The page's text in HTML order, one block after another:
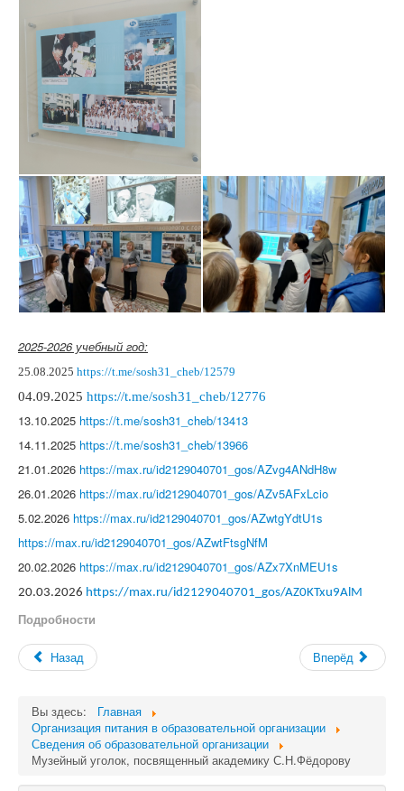
2025-2026 учебный год:
25.08.2025 https://t.me/sosh31_cheb/12579
04.09.2025 https://t.me/sosh31_cheb/12776
13.10.2025 https://t.me/sosh31_cheb/13413
14.11.2025 https://t.me/sosh31_cheb/13966
21.01.2026 https://max.ru/id2129040701_gos/AZvg4ANdH8w
26.01.2026 https://max.ru/id2129040701_gos/AZv5AFxLcio
5.02.2026 https://max.ru/id2129040701_gos/AZwtgYdtU1s
https://max.ru/id2129040701_gos/AZwtFtsgNfM
20.02.2026 https://max.ru/id2129040701_gos/AZx7XnMEU1s
20.03.2026 https://max.ru/id2129040701_gos/AZ0KTxu9AlM
Подробности
Назад Вперёд
Вы здесь:
Главная
Организация питания в образовательной организации
Сведения об образовательной организации
Музейный уголок, посвященный академику С.Н.Фёдорову